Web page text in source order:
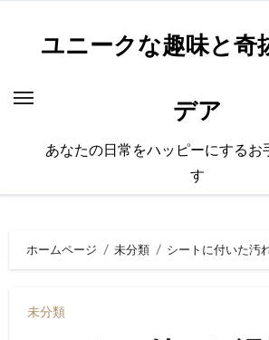
ユニークな趣味と奇
デア
あなたの日常をハッピーにするお
す
ホームページ 未分類 シートに付いた汚
未分類